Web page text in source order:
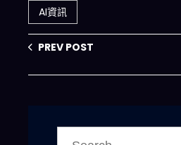
變，2026年智能
代理市場誰能為
王？
AI資訊
PREV POST